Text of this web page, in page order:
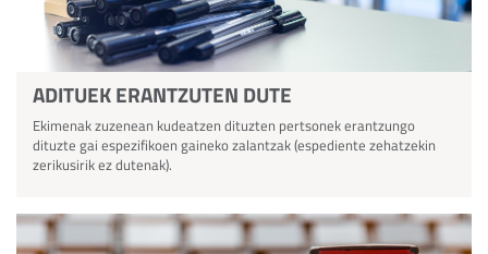
ADITUEK ERANTZUTEN DUTE
Ekimenak zuzenean kudeatzen dituzten pertsonek erantzungo
dituzte gai espezifikoen gaineko zalantzak (espediente zehatzekin
zerikusirik ez dutenak).